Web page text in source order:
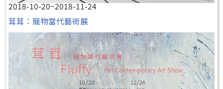
2018-10-20~2018-11-24
茸茸：寵物當代藝術展